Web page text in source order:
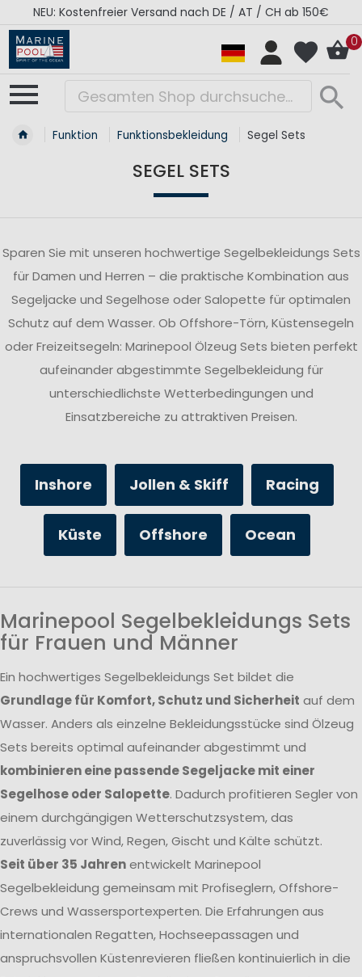
ab 150€
RÉGATES ROYALES Kollektion -
0
Funktion Funktionsbekleidung Segel Sets
SEGEL SETS
Sparen Sie mit unseren hochwertige Segelbekleidungs Sets
für Damen und Herren – die praktische Kombination aus
Segeljacke und Segelhose oder Salopette für optimalen
Schutz auf dem Wasser. Ob Offshore-Törn, Küstensegeln
oder Freizeitsegeln: Marinepool Ölzeug Sets bieten perfekt
aufeinander abgestimmte Segelbekleidung für
unterschiedlichste Wetterbedingungen und
Einsatzbereiche zu attraktiven Preisen.
Inshore Jollen & Skiff Racing
Küste Offshore Ocean
Marinepool Segelbekleidungs Sets
für Frauen und Männer
Ein hochwertiges Segelbekleidungs Set bildet die
Grundlage für Komfort, Schutz und Sicherheit auf dem
Wasser. Anders als einzelne Bekleidungsstücke sind Ölzeug
Sets bereits optimal aufeinander abgestimmt und
kombinieren eine passende Segeljacke mit einer
Segelhose oder Salopette. Dadurch profitieren Segler von
einem durchgängigen Wetterschutzsystem, das
zuverlässig vor Wind, Regen, Gischt und Kälte schützt.
Seit über 35 Jahrenentwickelt Marinepool
Segelbekleidung gemeinsam mit Profiseglern, Offshore-
Crews und Wassersportexperten. Die Erfahrungen aus
internationalen Regatten, Hochseepassagen und
anspruchsvollen Küstenrevieren fließen kontinuierlich in die